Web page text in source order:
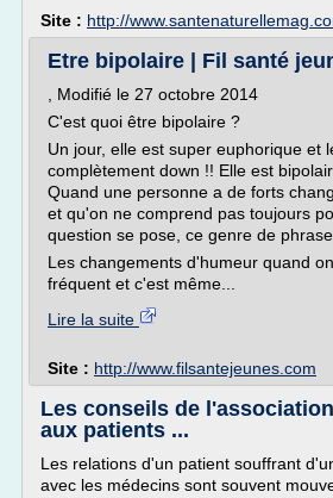
Site : http://
Etre bipolaire | Fil santé
, Modifié le 27 octobre 2014
C'est quoi être bipolaire ?
Un jour, elle est super euphorique et
complètement down !! Elle est
Quand une personne a de forts
et qu'on ne comprend pas toujours
question se pose, ce genre de
Les changements d'humeur quand
fréquent et c'est même...
Lire la suite
Site : http://www.filsantejeunes.com
Les conseils de
aux patients ...
Les relations d'un patient souffrant
avec les médecins sont souvent